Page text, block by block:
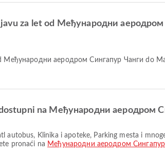
za let od Међународни
na Међународни аеродром
pronaći na Међународни аеродром